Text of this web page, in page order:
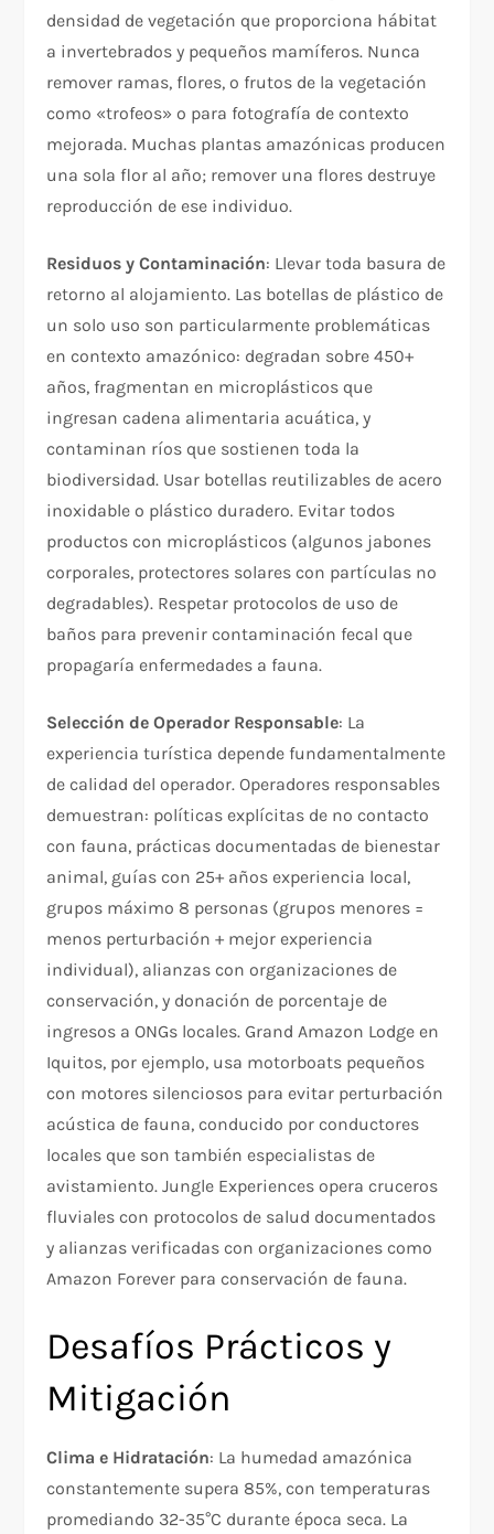
densidad de vegetación que proporciona hábitat
a invertebrados y pequeños mamíferos. Nunca
remover ramas, flores, o frutos de la vegetación
como «trofeos» o para fotografía de contexto
mejorada. Muchas plantas amazónicas producen
una sola flor al año; remover una flores destruye
reproducción de ese individuo.
Residuos y Contaminación: Llevar toda basura de
retorno al alojamiento. Las botellas de plástico de
un solo uso son particularmente problemáticas
en contexto amazónico: degradan sobre 450+
años, fragmentan en microplásticos que
ingresan cadena alimentaria acuática, y
contaminan ríos que sostienen toda la
biodiversidad. Usar botellas reutilizables de acero
inoxidable o plástico duradero. Evitar todos
productos con microplásticos (algunos jabones
corporales, protectores solares con partículas no
degradables). Respetar protocolos de uso de
baños para prevenir contaminación fecal que
propagaría enfermedades a fauna.
Selección de Operador Responsable: La
experiencia turística depende fundamentalmente
de calidad del operador. Operadores responsables
demuestran: políticas explícitas de no contacto
con fauna, prácticas documentadas de bienestar
animal, guías con 25+ años experiencia local,
grupos máximo 8 personas (grupos menores =
menos perturbación + mejor experiencia
individual), alianzas con organizaciones de
conservación, y donación de porcentaje de
ingresos a ONGs locales. Grand Amazon Lodge en
Iquitos, por ejemplo, usa motorboats pequeños
con motores silenciosos para evitar perturbación
acústica de fauna, conducido por conductores
locales que son también especialistas de
avistamiento. Jungle Experiences opera cruceros
fluviales con protocolos de salud documentados
y alianzas verificadas con organizaciones como
Amazon Forever para conservación de fauna.
Desafíos Prácticos y
Mitigación
Clima e Hidratación: La humedad amazónica
constantemente supera 85%, con temperaturas
promediando 32-35°C durante época seca. La